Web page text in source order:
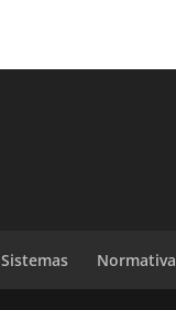
Sistemas Normativa